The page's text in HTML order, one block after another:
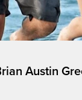
Austin